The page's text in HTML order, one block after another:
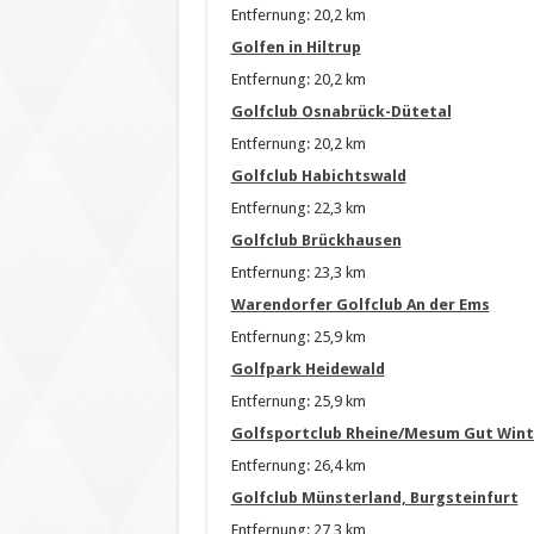
Entfernung: 20,2 km
Golfen in Hiltrup
Entfernung: 20,2 km
Golfclub Osnabrück-Dütetal
Entfernung: 20,2 km
Golfclub Habichtswald
Entfernung: 22,3 km
Golfclub Brückhausen
Entfernung: 23,3 km
Warendorfer Golfclub An der Ems
Entfernung: 25,9 km
Golfpark Heidewald
Entfernung: 25,9 km
Golfsportclub Rheine/Mesum Gut
Entfernung: 26,4 km
Golfclub Münsterland, Burgsteinfurt
Entfernung: 27,3 km